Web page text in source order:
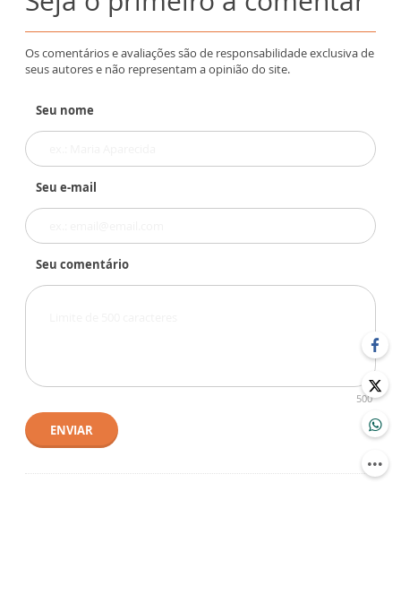
Os comentários e avaliações são de responsabilidade exclusiva de
seus autores e não representam a opinião do site.
Seu nome
Seu e-mail
Seu comentário
500
ENVIAR